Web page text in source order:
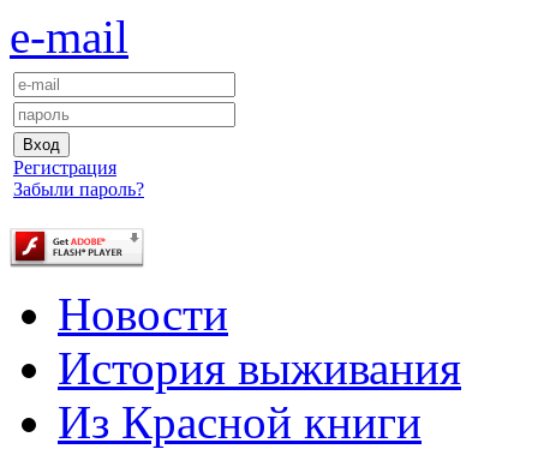
e-mail
Регистрация
Забыли пароль?
Новости
История выживания
Из Красной книги